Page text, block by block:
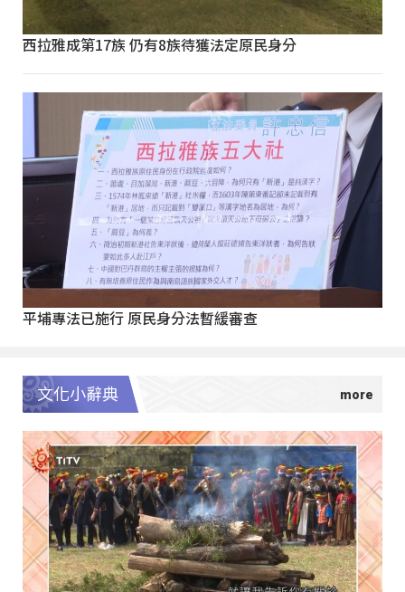
西拉雅成第17族 仍有8族待獲法定原民身分
平埔專法已施行 原民身分法暫緩審查
文化小辭典